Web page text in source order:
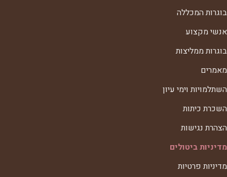
בוגרות המכללה
אנשי מקצוע
בוגרות ממליצות
מאמרים
השתלמויות וימי עיון
השכרת כיתות
הצהרת נגישות
מדיניות ביטולים
מדיניות פרטיות